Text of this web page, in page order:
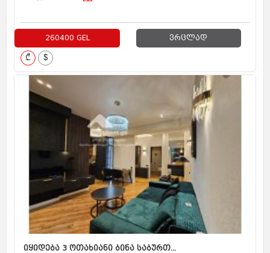
260400 GEL ვრცლად
₾ $
იყიდება 3 ოთახიანი ბინა საბურთ...